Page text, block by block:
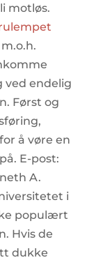
motløs.
m.o.h.
endelig
Først og
å vøre en
E-post:
A.
i
populært
Hvis de
dukke